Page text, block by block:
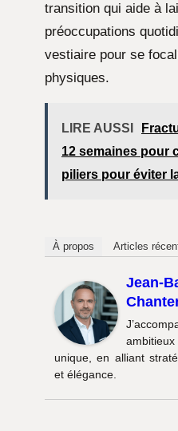
transition qui aide à
préoccupations
vestiaire pour se
physiques.
LIRE AUSSI
12 semaines pour
piliers pour éviter
À propos Articles
Jean-
unique, en alliant
et élégance.